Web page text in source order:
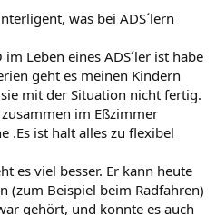
was bei ADS´lern
Leben eines ADS´ler ist habe
geht es meinen Kindern
mit der Situation nicht fertig.
im Eßzimmer
.Es ist halt alles zu flexibel
es viel besser. Er kann heute
(zum Beispiel beim Radfahren)
gehört, und konnte es auch